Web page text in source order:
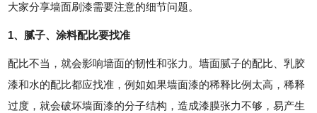
大家分享墙面刷漆需要注意的细节问题。
1、腻子、涂料配比要找准
配比不当，就会影响墙面的韧性和张力。墙面腻子的配比、乳胶
漆和水的配比都应找准，例如如果墙面漆的稀释比例太高，稀释
过度，就会破坏墙面漆的分子结构，造成漆膜张力不够，易产生